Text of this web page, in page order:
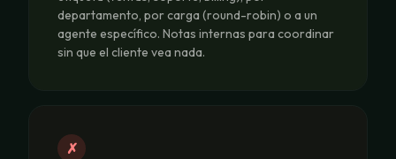
departamento, por carga (round-robin) o a un
agente específico. Notas internas para coordinar
sin que el cliente vea nada.
✗